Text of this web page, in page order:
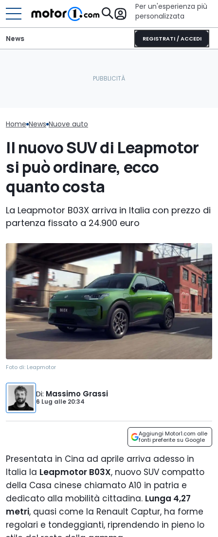
Per un'esperienza più
personalizzata
REGISTRATI / ACCEDI
News
Home News Nuove auto
Il nuovo SUV di Leapmotor
si può ordinare, ecco
quanto costa
La Leapmotor B03X arriva in Italia con prezzo di
partenza fissato a 24.900 euro
Foto di: Leapmotor
Di: Massimo Grassi
6 Lug alle 20:34
Aggiungi Motor1.com alle
fonti preferite su Google
Presentata in Cina ad aprile arriva adesso in
Italia la Leapmotor B03X, nuovo SUV compatto
della Casa cinese chiamato A10 in patria e
dedicato alla mobilità cittadina. Lunga 4,27
metri, quasi come la Renault Captur, ha forme
regolari e tondeggianti, riprendendo in pieno lo